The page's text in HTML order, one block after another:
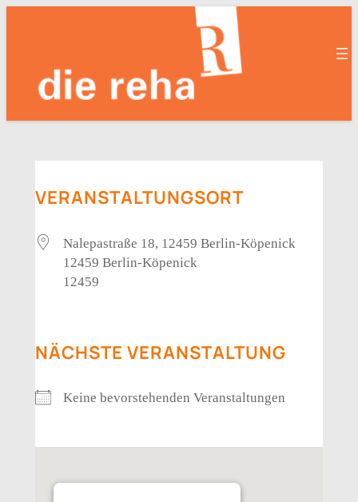
VERANSTALTUNGSORT
Nalepastraße 18, 12459 Berlin-Köpenick
12459 Berlin-Köpenick
12459
NÄCHSTE VERANSTALTUNG
Keine bevorstehenden Veranstaltungen